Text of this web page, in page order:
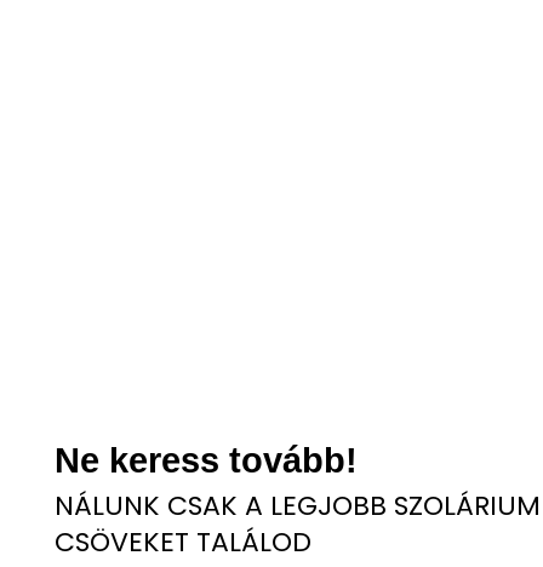
Ne keress tovább!
NÁLUNK CSAK A LEGJOBB SZOLÁRIUM
CSÖVEKET TALÁLOD